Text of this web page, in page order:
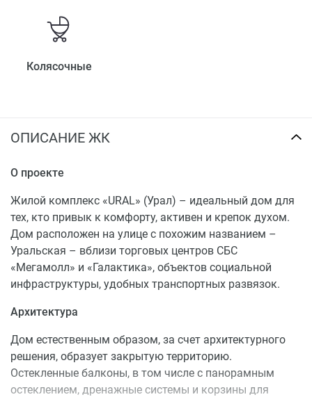
Колясочные
ОПИСАНИЕ ЖК
О проекте
Жилой комплекс «URAL» (Урал) – идеальный дом для
тех, кто привык к комфорту, активен и крепок духом.
Дом расположен на улице с похожим названием –
Уральская – вблизи торговых центров СБС
«Мегамолл» и «Галактика», объектов социальной
инфраструктуры, удобных транспортных развязок.
Архитектура
Дом естественным образом, за счет архитектурного
решения, образует закрытую территорию.
Остекленные балконы, в том числе с панорамным
остеклением, дренажные системы и корзины для